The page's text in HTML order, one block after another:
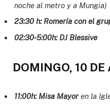
noche al metro y a Mungia)
23:30 h: Romería con el
02:30-5:00h: DJ Blessive
DOMINGO, 10 DE
11:00h: Misa Mayoren la